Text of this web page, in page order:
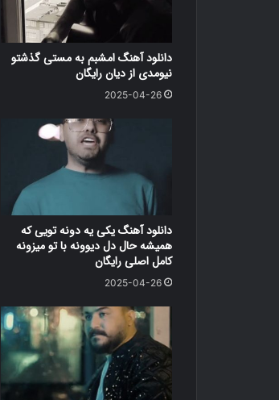
دانلود آهنگ امشبم به مستی گذشتو
نیومدی از دیان رایگان
2025-04-26
دانلود آهنگ یکی یه دونه تویی که
همیشه حال دل دیوونه با تو میزونه
کامل اصلی رایگان
2025-04-26